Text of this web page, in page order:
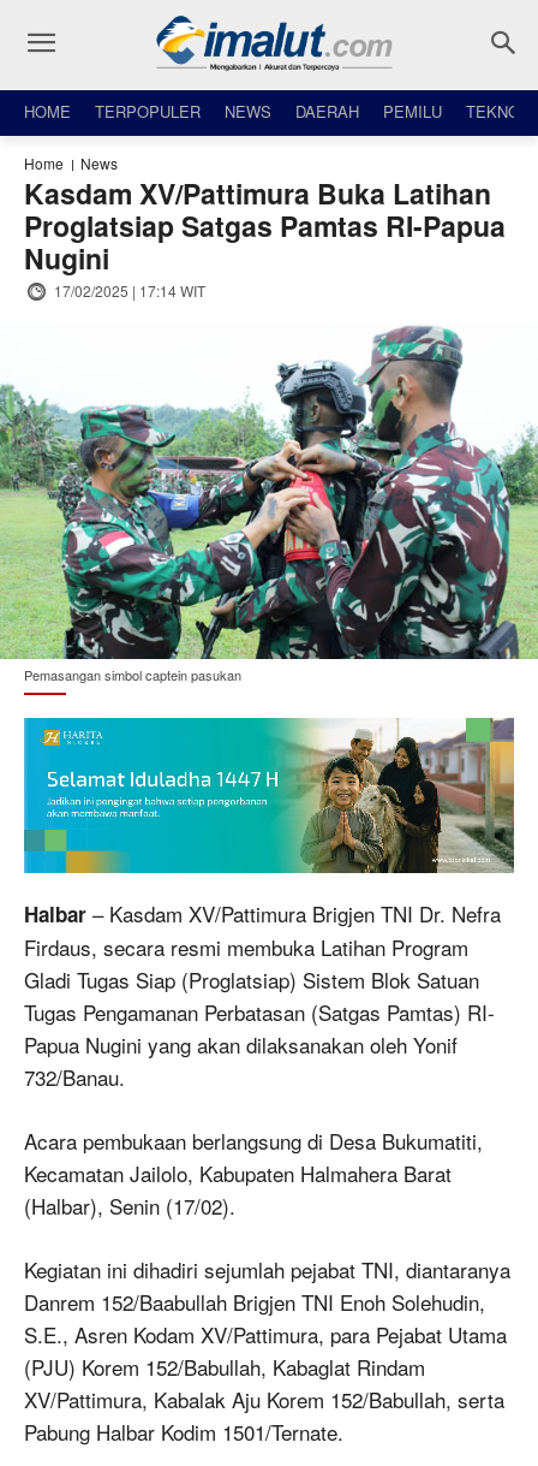
HOME TERPOPULER NEWS DAERAH PEMILU TEKNO
Home News
Kasdam XV/Pattimura Buka Latihan
Proglatsiap Satgas Pamtas RI-Papua
Nugini
17/02/2025 | 17:14 WIT
Pemasangan simbol captein pasukan
Halbar – Kasdam XV/Pattimura Brigjen TNI Dr. Nefra
Firdaus, secara resmi membuka Latihan Program
Gladi Tugas Siap (Proglatsiap) Sistem Blok Satuan
Tugas Pengamanan Perbatasan (Satgas Pamtas) RI-
Papua Nugini yang akan dilaksanakan oleh Yonif
732/Banau.
Acara pembukaan berlangsung di Desa Bukumatiti,
Kecamatan Jailolo, Kabupaten Halmahera Barat
(Halbar), Senin (17/02).
Kegiatan ini dihadiri sejumlah pejabat TNI, diantaranya
Danrem 152/Baabullah Brigjen TNI Enoh Solehudin,
S.E., Asren Kodam XV/Pattimura, para Pejabat Utama
(PJU) Korem 152/Babullah, Kabaglat Rindam
XV/Pattimura, Kabalak Aju Korem 152/Babullah, serta
Pabung Halbar Kodim 1501/Ternate.